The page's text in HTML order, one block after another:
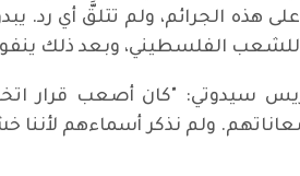
التعليق 13 مرة على هذه الجرائم،
للشعب الفلسطيني، وبعد ذلك
سيدوتي: "كان أصعب قرار
ولم نذكر أسماءهم لأننا